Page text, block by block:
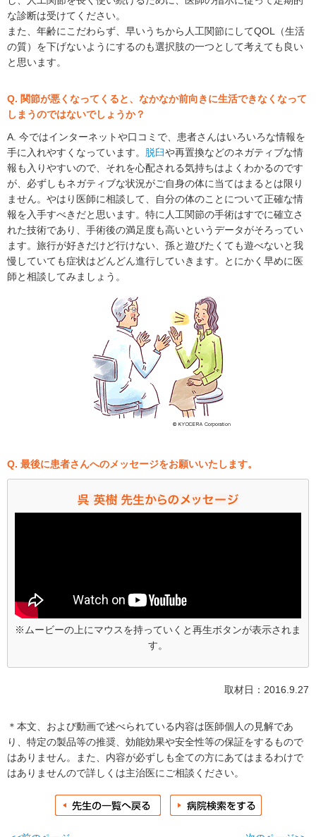
な診断は受けてください。
また、年齢にこだわらず、早いうちから人工関節にしてQOL（生活
の質）を下げないようにするのも選択肢の一つとして考えても良い
と思います。
Q. 関節が悪くなってくると、なかなか前向きに生活できなくなって
しまうのではないでしょうか？
A. 今ではインターネットや口コミで、患者さんはいろいろな情報を
手に入れやすくなっています。 脱臼や再置換などのネガティブな情
報も入りやすいので、それを心配される気持ちはよくわかるのです
が、必ずしもネガティブな状況がご自身の体に当てはまるとは限り
ません。やはり医師に相談して、自分の体のことについて正確な情
報を入手すべきだと思います。特に人工関節の手術はすでに確立さ
れた技術であり、手術後の満足度も高いというデータがそろってい
ます。旅行が好きだけど行けない、孫と遊びたくても遊べないと我
慢していても症状はどんどん進行していきます。とにかく早めに医
師と相談してみましょう。
Q. 最後に患者さんへのメッセージをお願いいたします。
※ムービーの上にマウスを持っていくと再生ボタンが表示されま
す。
取材日：2016.9.27
＊本文、および動画で述べられている内容は医師個人の見解であ
り、特定の製品等の推奨、効能効果や安全性等の保証をするもので
はありません。また、内容が必ずしも全ての方にあてはまるわけで
はありませんので詳しくは主治医にご相談ください。